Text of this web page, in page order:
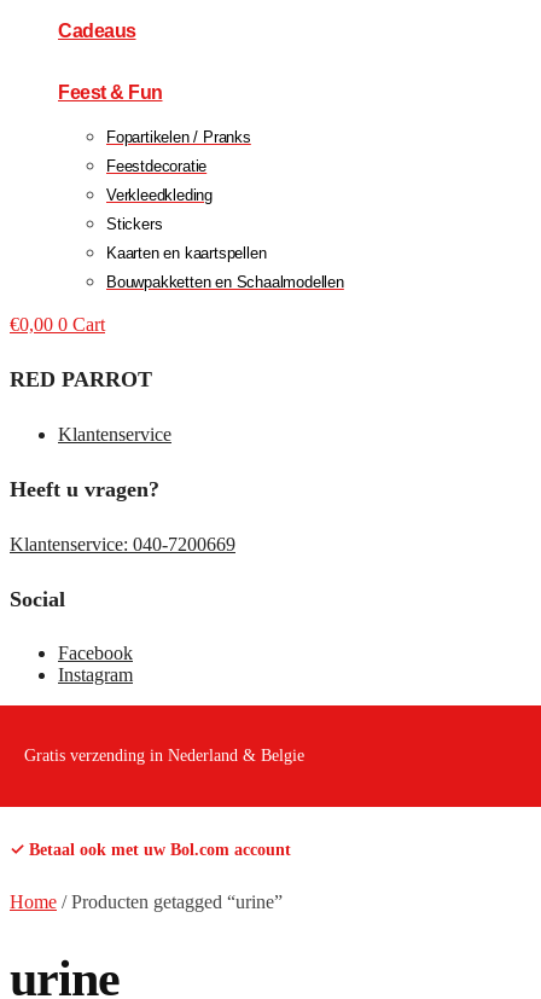
Cadeaus
Feest & Fun
Fopartikelen / Pranks
Feestdecoratie
Verkleedkleding
Stickers
Kaarten en kaartspellen
Bouwpakketten en Schaalmodellen
€0,00 0 Cart
RED PARROT
Klantenservice
Heeft u vragen?
Klantenservice: 040-7200669
Social
Facebook
Instagram
Gratis verzending in Nederland & Belgie
✓ Betaal ook met uw Bol.com account
Home /Producten getagged “urine”
urine